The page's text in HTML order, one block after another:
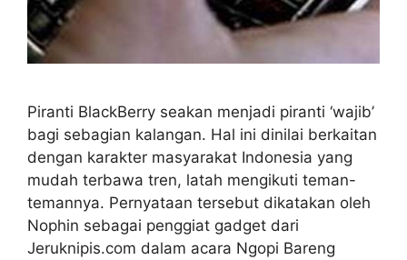
Piranti BlackBerry seakan menjadi piranti ‘wajib’
bagi sebagian kalangan. Hal ini dinilai berkaitan
dengan karakter masyarakat Indonesia yang
mudah terbawa tren, latah mengikuti teman-
temannya. Pernyataan tersebut dikatakan oleh
Nophin sebagai penggiat gadget dari
Jeruknipis.com dalam acara Ngopi Bareng